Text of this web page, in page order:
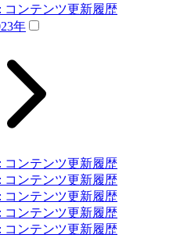
コンテンツ更新履歴
年
コンテンツ更新履歴
コンテンツ更新履歴
コンテンツ更新履歴
コンテンツ更新履歴
コンテンツ更新履歴